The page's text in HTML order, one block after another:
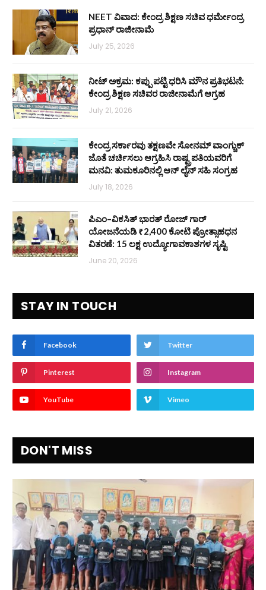
NEET ವಿವಾದ: ಕೇಂದ್ರ ಶಿಕ್ಷಣ ಸಚಿವ ಧರ್ಮೇಂದ್ರ
ಪ್ರಧಾನ್ ರಾಜೀನಾಮೆ
July 25, 2026
ನೀಟ್ ಅಕ್ರಮ: ಕಪ್ಪು ಪಟ್ಟಿ ಧರಿಸಿ ಮೌನ ಪ್ರತಿಭಟನೆ:
ಕೇಂದ್ರ ಶಿಕ್ಷಣ ಸಚಿವರ ರಾಜೀನಾಮೆಗೆ ಆಗ್ರಹ
July 21, 2026
ಕೇಂದ್ರ ಸರ್ಕಾರವು ತಕ್ಷಣವೇ ಸೋನಮ್ ವಾಂಗ್ಚುಕ್
ಜೊತೆ ಚರ್ಚಿಸಲು ಆಗ್ರಹಿಸಿ ರಾಷ್ಟ್ರಪತಿಯವರಿಗೆ
ಮನವಿ: ತುಮಕೂರಿನಲ್ಲಿ ಆನ್‌ ಲೈನ್ ಸಹಿ ಸಂಗ್ರಹ
July 18, 2026
ಪಿಎಂ–ವಿಕಸಿತ್ ಭಾರತ್ ರೋಜ್‌ ಗಾರ್
ಯೋಜನೆಯಡಿ ₹2,400 ಕೋಟಿ ಪ್ರೋತ್ಸಾಹಧನ
ವಿತರಣೆ: 15 ಲಕ್ಷ ಉದ್ಯೋಗಾವಕಾಶಗಳ ಸೃಷ್ಟಿ
June 20, 2026
STAY IN TOUCH
Facebook Twitter
Pinterest Instagram
YouTube Vimeo
DON'T MISS